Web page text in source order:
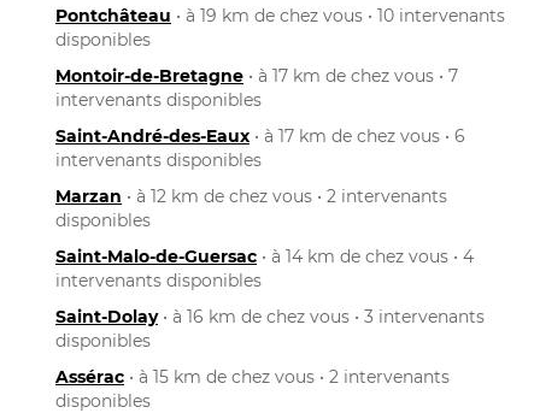
Pontchâteau • à 19 km de chez vous • 10 intervenants
disponibles
Montoir-de-Bretagne • à 17 km de chez vous • 7
intervenants disponibles
Saint-André-des-Eaux • à 17 km de chez vous • 6
intervenants disponibles
Marzan • à 12 km de chez vous • 2 intervenants
disponibles
Saint-Malo-de-Guersac • à 14 km de chez vous • 4
intervenants disponibles
Saint-Dolay• à 16 km de chez vous • 3 intervenants
disponibles
Assérac • à 15 km de chez vous • 2 intervenants
disponibles